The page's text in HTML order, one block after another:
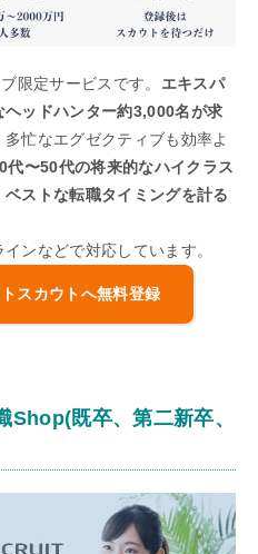
限定サービスです。 エキスパ
ッドハンター約3,000名が求
多忙なエグゼクティブも効率よ
代〜50代の将来的なハイクラス
ストな転職タイミングを計る
ンなどで対応しています。
スカウトへ無料登録
Shop(既卒、第二新卒、